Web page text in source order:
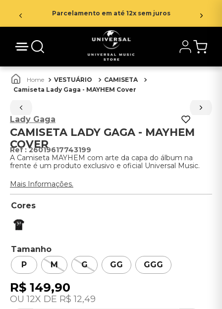
Parcelamento em até 12x sem juros
VESTUÁRIO
CAMISETA
Camiseta Lady Gaga - MAYHEM Cover
Lady Gaga
CAMISETA LADY GAGA - MAYHEM
COVER
:26019617743199
A Camiseta MAYHEM com arte da capa do álbum na
frente é um produto exclusivo e oficial Universal Music.
Mais Informações.
Tamanho
P
M G GG GGG
R$ 149,90
12 R$ 12,49